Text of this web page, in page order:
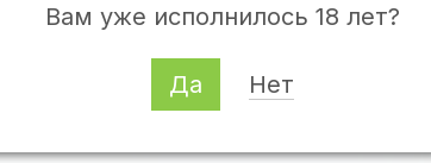
Остались вопросы?
Вам уже исполнилось 18 лет?
Да Нет